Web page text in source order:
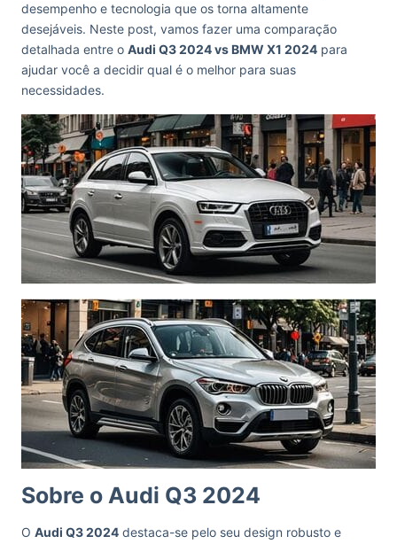
desempenho e tecnologia que os torna altamente
desejáveis. Neste post, vamos fazer uma comparação
detalhada entre o Audi Q3 2024 vs BMW X1 2024 para
ajudar você a decidir qual é o melhor para suas
necessidades.
Sobre o Audi Q3 2024
O Audi Q3 2024 destaca-se pelo seu design robusto e